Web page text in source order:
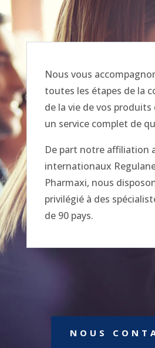
Nous vous
toutes les étapes de la
de la vie de vos
un service complet de
De part notre affiliation
internationaux
Pharmaxi, nous
privilégié à des
de 90 pays.
NOUS